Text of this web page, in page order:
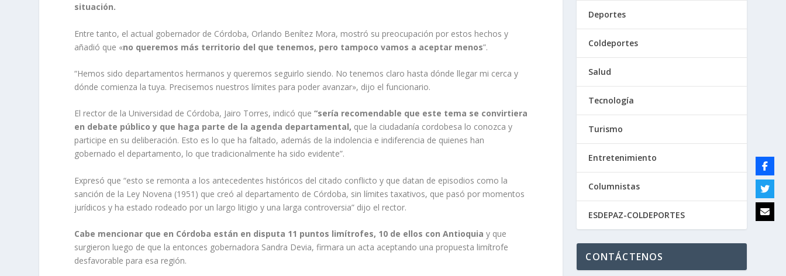
situación.
Entre tanto, el actual gobernador de Córdoba, Orlando Benítez Mora, mostró su preocupación por estos hechos y
añadió que «no queremos más territorio del que tenemos, pero tampoco vamos a aceptar menos”.
“Hemos sido departamentos hermanos y queremos seguirlo siendo. No tenemos claro hasta dónde llegar mi cerca y
dónde comienza la tuya. Precisemos nuestros límites para poder avanzar», dijo el funcionario.
El rector de la Universidad de Córdoba, Jairo Torres, indicó que“sería recomendable que este tema se convirtiera
en debate público y que haga parte de la agenda departamental, que la ciudadanía cordobesa lo conozca y
participe en su deliberación. Esto es lo que ha faltado, además de la indolencia e indiferencia de quienes han
gobernado el departamento, lo que tradicionalmente ha sido evidente”.
Expresó que “esto se remonta a los antecedentes históricos del citado conflicto y que datan de episodios como la
sanción de la Ley Novena (1951) que creó al departamento de Córdoba, sin límites taxativos, que pasó por momentos
jurídicos y ha estado rodeado por un largo litigio y una larga controversia” dijo el rector.
Cabe mencionar que en Córdoba están en disputa 11 puntos limítrofes, 10 de ellos con Antioquia y que
surgieron luego de que la entonces gobernadora Sandra Devia, firmara un acta aceptando una propuesta limítrofe
desfavorable para esa región.
Deportes
Coldeportes
Salud
Tecnología
Turismo
Entretenimiento
Columnistas
ESDEPAZ-COLDEPORTES
CONTÁCTENOS